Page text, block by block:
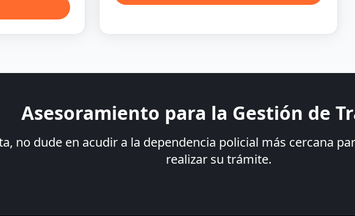
Asesoramiento para la Gestión de
no dude en acudir a la dependencia policial más cercana
realizar su trámite.